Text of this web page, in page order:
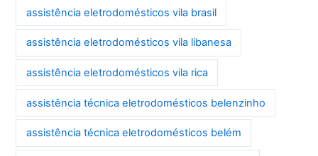
assistência eletrodomésticos vila brasil
assistência eletrodomésticos vila libanesa
assistência eletrodomésticos vila rica
assistência técnica eletrodomésticos belenzinho
assistência técnica eletrodomésticos belém